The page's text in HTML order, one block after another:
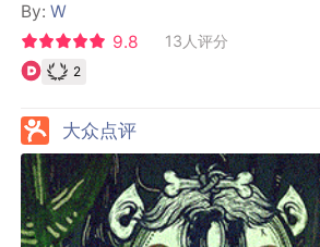
By:W
9.8
13人评分
2
大众点评